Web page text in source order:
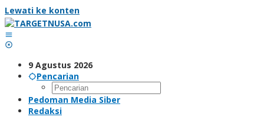
Lewati ke konten
9 Agustus 2026
Pencarian
Pedoman Media Siber
Redaksi